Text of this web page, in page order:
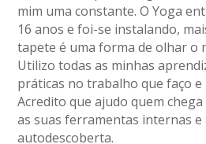
mim uma constante. O Yoga
16 anos e foi-se instalando,
tapete é uma forma de olhar o
Utilizo todas as minhas
práticas no trabalho que faço
Acredito que ajudo quem
as suas ferramentas internas e
autodescoberta.